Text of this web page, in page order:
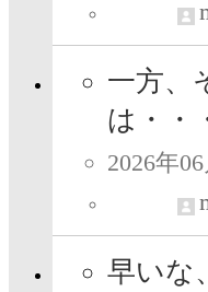
一方、
は・・
2026年
早いな